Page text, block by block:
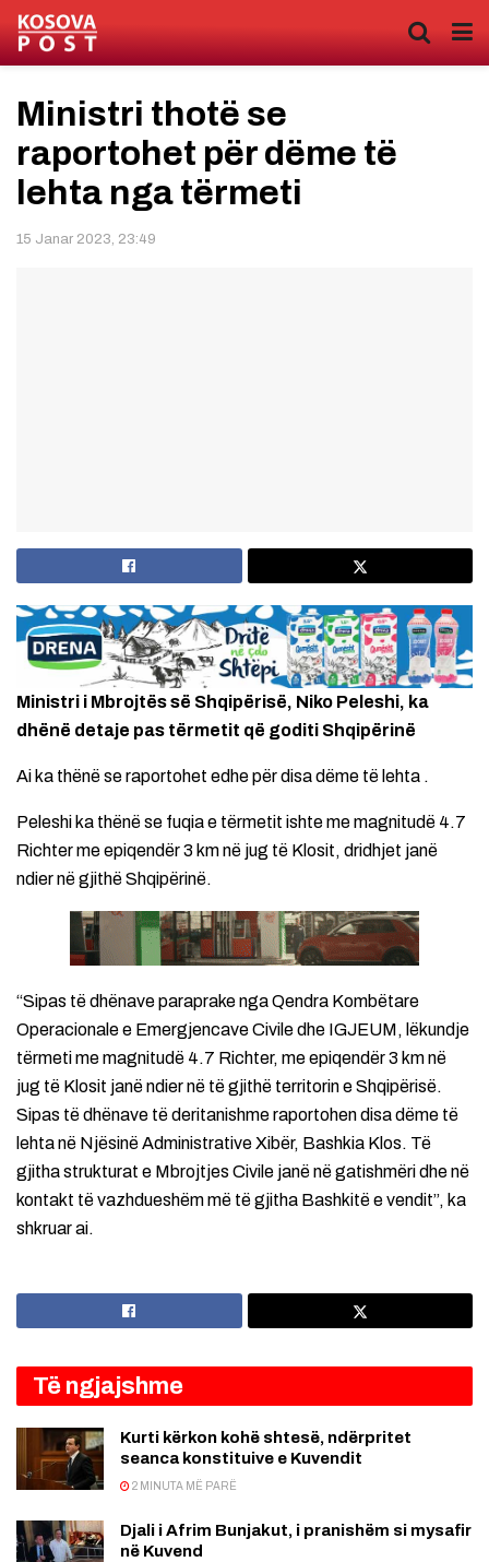
Ministri thotë se
raportohet për dëme të
lehta nga tërmeti
15 Janar 2023, 23:49
Ministri i Mbrojtës së Shqipërisë, Niko Peleshi, ka
dhënë detaje pas tërmetit që goditi Shqipërinë
Ai ka thënë se raportohet edhe për disa dëme të lehta .
Peleshi ka thënë se fuqia e tërmetit ishte me magnitudë 4.7
Richter me epiqendër 3 km në jug të Klosit, dridhjet janë
ndier në gjithë Shqipërinë.
“Sipas të dhënave paraprake nga Qendra Kombëtare
Operacionale e Emergjencave Civile dhe IGJEUM, lëkundje
tërmeti me magnitudë 4.7 Richter, me epiqendër 3 km në
jug të Klosit janë ndier në të gjithë territorin e Shqipërisë.
Sipas të dhënave të deritanishme raportohen disa dëme të
lehta në Njësinë Administrative Xibër, Bashkia Klos. Të
gjitha strukturat e Mbrojtjes Civile janë në gatishmëri dhe në
kontakt të vazhdueshëm më të gjitha Bashkitë e vendit”, ka
shkruar ai.
Të ngjajshme
Kurti kërkon kohë shtesë, ndërpritet
seanca konstituive e Kuvendit
2 MINUTA MË PARË
Djali i Afrim Bunjakut, i pranishëm si mysafir
në Kuvend